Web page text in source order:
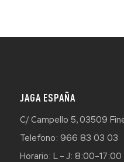
JAGA ESPAÑA
C/ Campello 5, 03509
Telefono: 966 83 03 03
Horario: L – J: